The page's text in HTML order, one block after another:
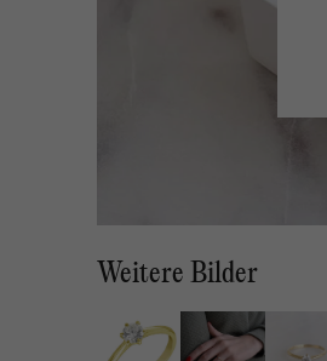
Weitere Bilder